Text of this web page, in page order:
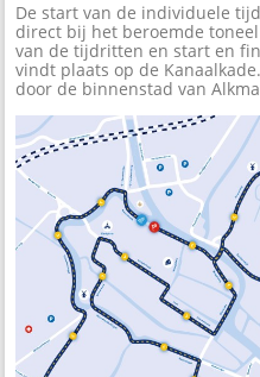
De start van de individuele
direct bij het beroemde
van de tijdritten en start en
vindt plaats op de
door de binnenstad van